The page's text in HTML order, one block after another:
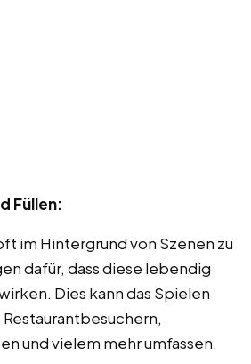
Füllen:
im Hintergrund von Szenen zu
dafür, dass diese lebendig
Dies kann das Spielen
Restaurantbesuchern,
und vielem mehr umfassen.